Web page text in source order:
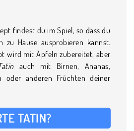
findest du im Spiel, so dass du
zu Hause ausprobieren kannst.
wird mit Äpfeln zubereitet, aber
auch mit Birnen, Ananas,
oder anderen Früchten deiner
TATIN?